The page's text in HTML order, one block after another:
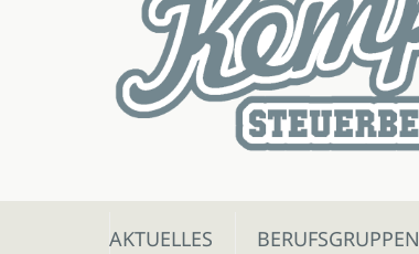
Skip
AKTUELLES BERUFSGRUPPEN